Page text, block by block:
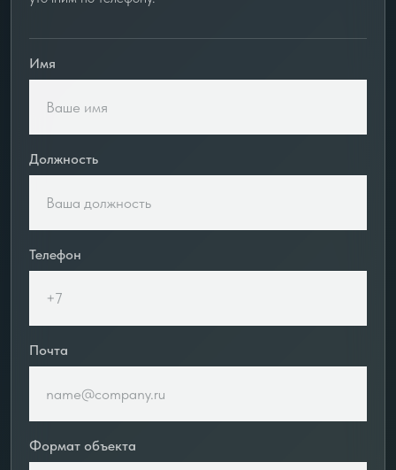
Имя
Должность
Телефон
Почта
Формат объекта